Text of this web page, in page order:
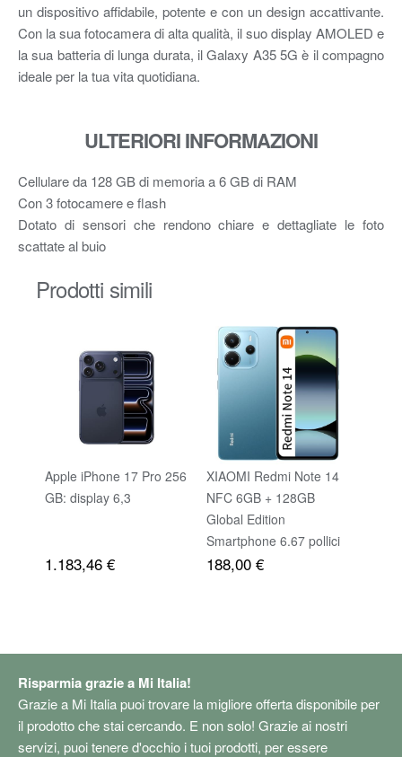
un dispositivo affidabile, potente e con un design accattivante.
Con la sua fotocamera di alta qualità, il suo display AMOLED e
la sua batteria di lunga durata, il Galaxy A35 5G è il compagno
ideale per la tua vita quotidiana.
ULTERIORI INFORMAZIONI
Cellulare da 128 GB di memoria a 6 GB di RAM
Con 3 fotocamere e flash
Dotato di sensori che rendono chiare e dettagliate le foto
scattate al buio
Prodotti simili
Apple iPhone 17 Pro 256
GB: display 6,3
1.183,46 €
XIAOMI Redmi Note 14
NFC 6GB + 128GB
Global Edition
Smartphone 6.67 pollici
AMOLED Schermo
188,00 €
Risparmia grazie a Mi Italia!
Grazie a Mi Italia puoi trovare la migliore offerta disponibile per
il prodotto che stai cercando. E non solo! Grazie ai nostri
servizi, puoi tenere d'occhio i tuoi prodotti, per essere